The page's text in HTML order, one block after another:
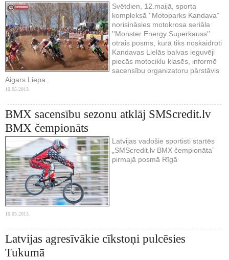
Svētdien, 12.maijā, sporta
kompleksā ''Motoparks Kandava”
norisināsies motokrosa seriāla
''Monster Energy Superkauss''
otrais posms, kurā tiks noskaidroti
Kandavas Lielās balvas ieguvēji
piecās motociklu klasēs, informē
sacensību organizatoru pārstāvis
Aigars Liepa.
10.05.2013.
BMX sacensību sezonu atklāj SMScredit.lv
BMX čempionāts
Latvijas vadošie sportisti startēs
„SMScredit.lv BMX čempionāta”
pirmajā posmā Rīgā
10.05.2013.
Latvijas agresīvākie cīkstoņi pulcēsies
Tukumā